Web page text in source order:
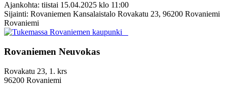
Ajankohta: tiistai 15.04.2025 klo 11:00
Sijainti: Rovaniemen Kansalaistalo Rovakatu 23, 96200 Rovaniemi
Rovaniemi
Rovaniemen Neuvokas
Rovakatu 23, 1. krs
96200 Rovaniemi